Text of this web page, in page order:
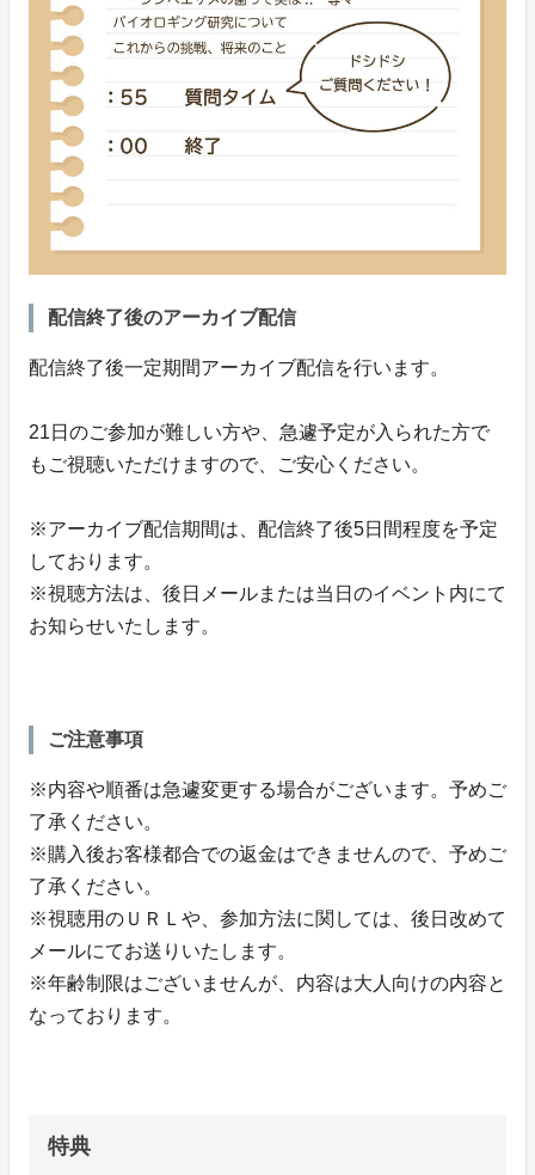
配信終了後のアーカイブ配信
配信終了後一定期間アーカイブ配信を行います。
21日のご参加が難しい方や、急遽予定が入られた方で
もご視聴いただけますので、ご安心ください。
※アーカイブ配信期間は、配信終了後5日間程度を予定
しております。
※視聴方法は、後日メールまたは当日のイベント内にて
お知らせいたします。
ご注意事項
※内容や順番は急遽変更する場合がございます。予めご
了承ください。
※購入後お客様都合での返金はできませんので、予めご
了承ください。
※視聴用のＵＲＬや、参加方法に関しては、後日改めて
メールにてお送りいたします。
※年齢制限はございませんが、内容は大人向けの内容と
なっております。
特典